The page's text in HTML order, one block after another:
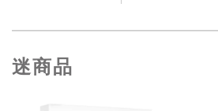
迷商品